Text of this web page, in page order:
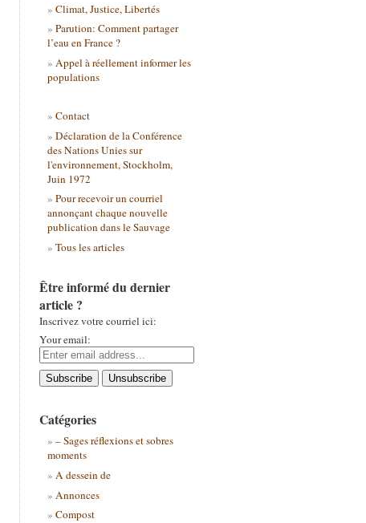
Climat, Justice, Libertés
Parution: Comment partager
l’eau en France ?
Appel à réellement informer les
populations
Contact
Déclaration de la Conférence
des Nations Unies sur
l'environnement, Stockholm,
Juin 1972
Pour recevoir un courriel
annonçant chaque nouvelle
publication dans le Sauvage
Tous les articles
Être informé du dernier
article ?
Inscrivez votre courriel ici:
Your email:
Catégories
– Sages réflexions et sobres
moments
A dessein de
Annonces
Compost